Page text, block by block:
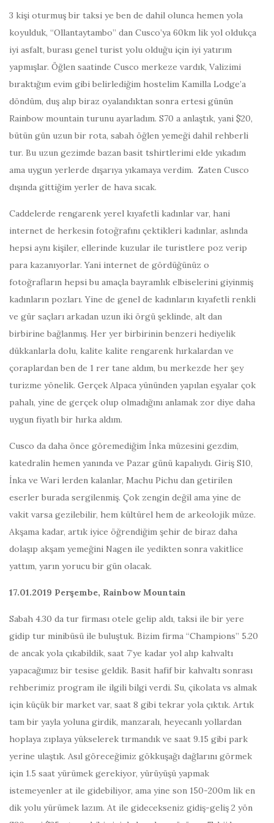
3 kişi oturmuş bir taksi ye ben de dahil olunca hemen yola
koyulduk, “Ollantaytambo” dan Cusco’ya 60km lik yol oldukça
iyi asfalt, burası genel turist yolu olduğu için iyi yatırım
yapmışlar. Öğlen saatinde Cusco merkeze vardık, Valizimi
bıraktığım evim gibi belirlediğim hostelim Kamilla Lodge’a
döndüm, duş alıp biraz oyalandıktan sonra ertesi günün
Rainbow mountain turunu ayarladım. S70 a anlaştık, yani $20,
bütün gün uzun bir rota, sabah öğlen yemeği dahil rehberli
tur. Bu uzun gezimde bazan basit tshirtlerimi elde yıkadım
ama uygun yerlerde dışarıya yıkamaya verdim. Zaten Cusco
dışında gittiğim yerler de hava sıcak.
Caddelerde rengarenk yerel kıyafetli kadınlar var, hani
internet de herkesin fotoğrafını çektikleri kadınlar, aslında
hepsi aynı kişiler, ellerinde kuzular ile turistlere poz verip
para kazanıyorlar. Yani internet de gördüğünüz o
fotoğrafların hepsi bu amaçla bayramlık elbiselerini giyinmiş
kadınların pozları. Yine de genel de kadınların kıyafetli renkli
ve gür saçları arkadan uzun iki örgü şeklinde, alt dan
birbirine bağlanmış. Her yer birbirinin benzeri hediyelik
dükkanlarla dolu, kalite kalite rengarenk hırkalardan ve
çoraplardan ben de 1 rer tane aldım, bu merkezde her şey
turizme yönelik. Gerçek Alpaca yününden yapılan eşyalar çok
pahalı, yine de gerçek olup olmadığını anlamak zor diye daha
uygun fiyatlı bir hırka aldım.
Cusco da daha önce göremediğim İnka müzesini gezdim,
katedralin hemen yanında ve Pazar günü kapalıydı. Giriş S10,
İnka ve Wari lerden kalanlar, Machu Pichu dan getirilen
eserler burada sergilenmiş. Çok zengin değil ama yine de
vakit varsa gezilebilir, hem kültürel hem de arkeolojik müze.
Akşama kadar, artık iyice öğrendiğim şehir de biraz daha
dolaşıp akşam yemeğini Nagen ile yedikten sonra vakitlice
yattım, yarın yorucu bir gün olacak.
17.01.2019 Perşembe, Rainbow Mountain
Sabah 4.30 da tur firması otele gelip aldı, taksi ile bir yere
gidip tur minibüsü ile buluştuk. Bizim firma “Champions” 5.20
de ancak yola çıkabildik, saat 7’ye kadar yol alıp kahvaltı
yapacağımız bir tesise geldik. Basit hafif bir kahvaltı sonrası
rehberimiz program ile ilgili bilgi verdi. Su, çikolata vs almak
için küçük bir market var, saat 8 gibi tekrar yola çıktık. Artık
tam bir yayla yoluna girdik, manzaralı, heyecanlı yollardan
hoplaya zıplaya yükselerek tırmandık ve saat 9.15 gibi park
yerine ulaştık. Asıl göreceğimiz gökkuşağı dağlarını görmek
için 1.5 saat yürümek gerekiyor, yürüyüşü yapmak
istemeyenler at ile gidebiliyor, ama yine son 150-200m lik en
dik yolu yürümek lazım. At ile gidecekseniz gidiş-geliş 2 yön